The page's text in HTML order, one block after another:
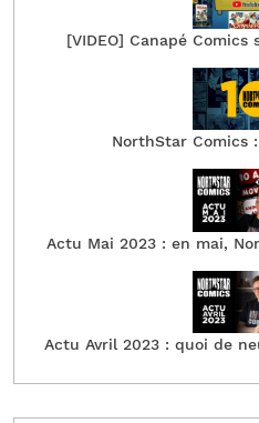
[VIDEO] Canapé
NorthStar Comics
Actu Mai 2023 : en mai,
Actu Avril 2023 : quoi de